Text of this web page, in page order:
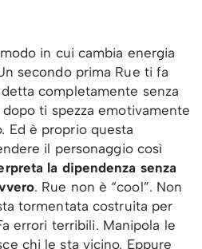
in cui cambia energia
secondo prima Rue ti fa
completamente senza
ti spezza emotivamente
Ed è proprio questa
il personaggio così
la dipendenza senza
. Rue non è “cool”. Non
tormentata costruita per
errori terribili. Manipola le
chi le sta vicino. Eppure